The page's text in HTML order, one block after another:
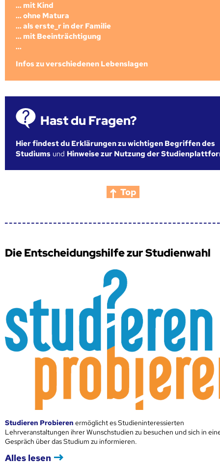
... mit Kind
... ohne Matura
... als erste_r in der Familie
... mit Beeinträchtigung
...
Infos zu verschiedenen Lebenslagen
Hast du Fragen?
Hier findest du Erklärungen zu wichtigen Begriffen des
Studiums und Hinweise zur Nutzung der
Top
Die Entscheidungshilfe zur Studienwahl
Studieren Probieren ermöglicht es Studieninteressierten
Lehrveranstaltungen ihrer Wunschstudien zu besuchen und sich in
Gespräch über das Studium zu informieren.
Alles lesen